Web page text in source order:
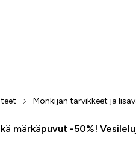
Mönkijän tarvikkeet ja
märkäpuvut -50%!